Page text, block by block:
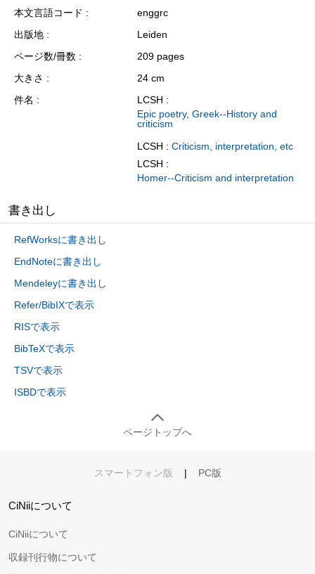
本文言語コード
enggrc
出版地
Leiden
ページ数/冊数
209 pages
大きさ
24 cm
件名
LCSH :
Epic poetry, Greek--History and
criticism
LCSH : Criticism, interpretation, etc
LCSH :
Homer--Criticism and interpretation
書き出し
RefWorksに書き出し
EndNoteに書き出し
Mendeleyに書き出し
Refer/BibIXで表示
RISで表示
BibTeXで表示
TSVで表示
ISBDで表示
ページトップへ
スマートフォン版 | PC版
CiNiiについて
CiNiiについて
収録刊行物について